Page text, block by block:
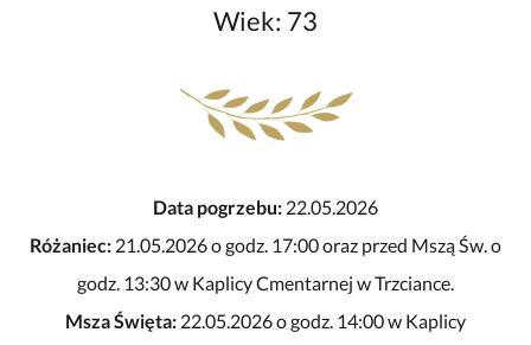
Wiek: 73
Data pogrzebu: 22.05.2026
Różaniec: 21.05.2026 o godz. 17:00 oraz przed Mszą Św. o
godz. 13:30 w Kaplicy Cmentarnej w Trzciance.
Msza Święta: 22.05.2026 o godz. 14:00 w Kaplicy